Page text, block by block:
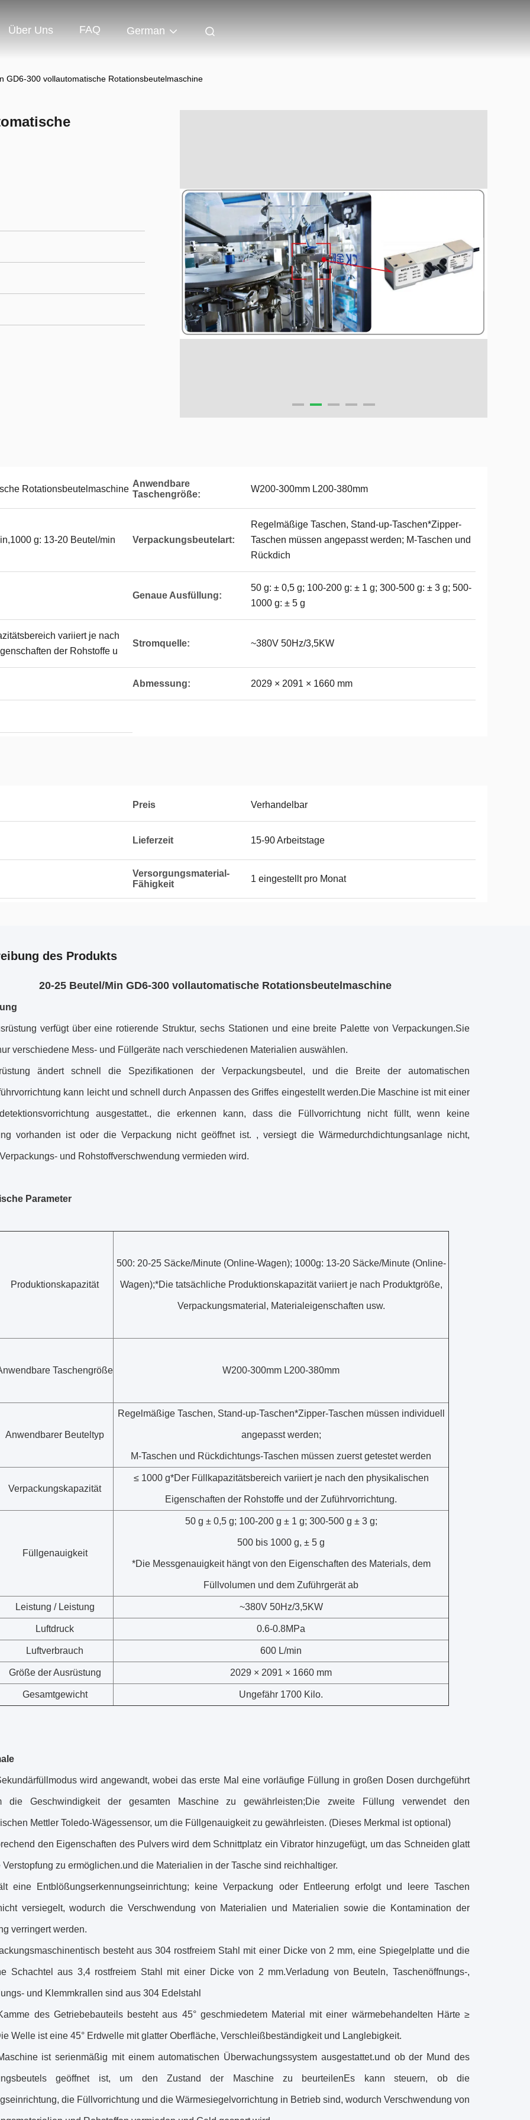
Über Uns FAQ German
GD6-300 vollautomatische Rotationsbeutelmaschine
Rotationsbeutelmaschine
Anwendbare
Taschengröße:
W200-300mm L200-380mm
g: 13-20 Beutel/min Verpackungsbeutelart:
Regelmäßige Taschen, Stand-up-Taschen*Zipper-
Taschen müssen angepasst werden; M-Taschen und
Rückdich
Genaue Ausfüllung:
50 g: ± 0,5 g; 100-200 g: ± 1 g; 300-500 g: ± 3 g; 500-
1000 g: ± 5 g
variiert je nach
der Rohstoffe u
Stromquelle: ~380V 50Hz/3,5KW
Abmessung: 2029 × 2091 × 1660 mm
Preis Verhandelbar
Lieferzeit 15-90 Arbeitstage
Versorgungsmaterial-
Fähigkeit
1 eingestellt pro Monat
des Produkts
20-25 Beutel/Min GD6-300 vollautomatische Rotationsbeutelmaschine
verfügt über eine rotierende Struktur, sechs Stationen und eine breite Palette von Verpackungen.Sie
verschiedene Mess- und Füllgeräte nach verschiedenen Materialien auswählen.
ändert schnell die Spezifikationen der Verpackungsbeutel, und die Breite der automatischen
kann leicht und schnell durch Anpassen des Griffes eingestellt werden.Die Maschine ist mit einer
ausgestattet., die erkennen kann, dass die Füllvorrichtung nicht füllt, wenn keine
vorhanden ist oder die Verpackung nicht geöffnet ist. , versiegt die Wärmedurchdichtungsanlage nicht,
und Rohstoffverschwendung vermieden wird.
Parameter
Produktionskapazität
500: 20-25 Säcke/Minute (Online-Wagen); 1000g: 13-20 Säcke/Minute (Online-
Wagen);*Die tatsächliche Produktionskapazität variiert je nach Produktgröße,
Verpackungsmaterial, Materialeigenschaften usw.
Taschengröße W200-300mm L200-380mm
Anwendbarer Beuteltyp
Regelmäßige Taschen, Stand-up-Taschen*Zipper-Taschen müssen individuell
angepasst werden;
M-Taschen und Rückdichtungs-Taschen müssen zuerst getestet werden
Verpackungskapazität
≤ 1000 g*Der Füllkapazitätsbereich variiert je nach den physikalischen
Eigenschaften der Rohstoffe und der Zuführvorrichtung.
Füllgenauigkeit
50 g ± 0,5 g; 100-200 g ± 1 g; 300-500 g ± 3 g;
500 bis 1000 g, ± 5 g
*Die Messgenauigkeit hängt von den Eigenschaften des Materials, dem
Füllvolumen und dem Zuführgerät ab
Leistung / Leistung ~380V 50Hz/3,5KW
Luftdruck 0.6-0.8MPa
Luftverbrauch 600 L/min
Größe der Ausrüstung 2029 × 2091 × 1660 mm
Gesamtgewicht Ungefähr 1700 Kilo.
wird angewandt, wobei das erste Mal eine vorläufige Füllung in großen Dosen durchgeführt
die Geschwindigkeit der gesamten Maschine zu gewährleisten;Die zweite Füllung verwendet den
Mettler Toledo-Wägessensor, um die Füllgenauigkeit zu gewährleisten. (Dieses Merkmal ist optional)
den Eigenschaften des Pulvers wird dem Schnittplatz ein Vibrator hinzugefügt, um das Schneiden glatt
Verstopfung zu ermöglichen.und die Materialien in der Tasche sind reichhaltiger.
eine Entblößungserkennungseinrichtung; keine Verpackung oder Entleerung erfolgt und leere Taschen
versiegelt, wodurch die Verschwendung von Materialien und Materialien sowie die Kontamination der
verringert werden.
besteht aus 304 rostfreiem Stahl mit einer Dicke von 2 mm, eine Spiegelplatte und die
Schachtel aus 3,4 rostfreiem Stahl mit einer Dicke von 2 mm.Verladung von Beuteln, Taschenöffnungs-,
und Klemmkrallen sind aus 304 Edelstahl
des Getriebebauteils besteht aus 45° geschmiedetem Material mit einer wärmebehandelten Härte ≥
Welle ist eine 45° Erdwelle mit glatter Oberfläche, Verschleißbeständigkeit und Langlebigkeit.
ist serienmäßig mit einem automatischen Überwachungssystem ausgestattet.und ob der Mund des
geöffnet ist, um den Zustand der Maschine zu beurteilenEs kann steuern, ob die
die Füllvorrichtung und die Wärmesiegelvorrichtung in Betrieb sind, wodurch Verschwendung von